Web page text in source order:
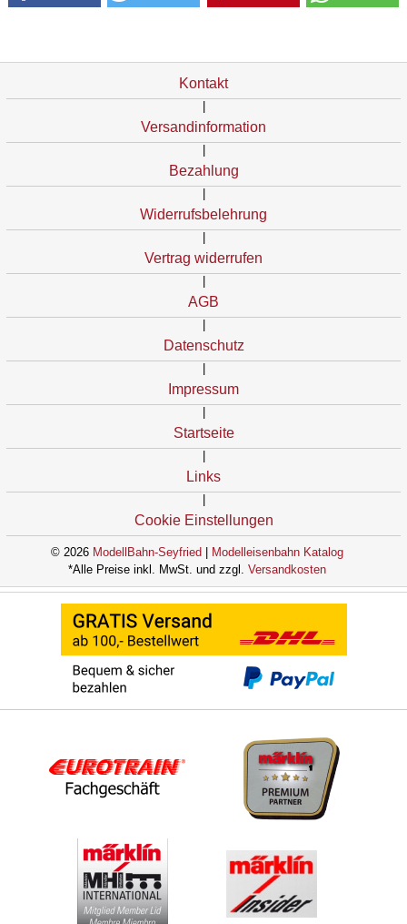
Kontakt
Versandinformation
Bezahlung
Widerrufsbelehrung
Vertrag widerrufen
AGB
Datenschutz
Impressum
Startseite
Links
Cookie Einstellungen
© 2026 ModellBahn-Seyfried
Modelleisenbahn Katalog
*Alle Preise inkl. MwSt. und zzgl. Versandkosten